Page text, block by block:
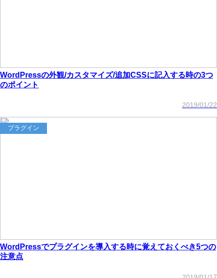
WordPressの外観/カスタマイズ/追加CSSに記入する時の3つ
のポイント
2019/01/22
プラグイン
WordPressでプラグインを導入する時に覚えておくべき5つの
注意点